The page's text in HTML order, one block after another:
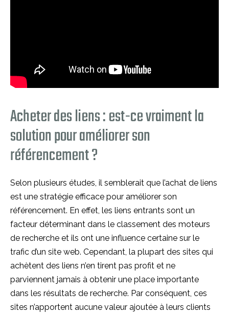
Acheter des liens : est-ce vraiment la
solution pour améliorer son
référencement ?
Selon plusieurs études, il semblerait que l’achat de liens
est une stratégie efficace pour améliorer son
référencement. En effet, les liens entrants sont un
facteur déterminant dans le classement des moteurs
de recherche et ils ont une influence certaine sur le
trafic d’un site web. Cependant, la plupart des sites qui
achètent des liens n’en tirent pas profit et ne
parviennent jamais à obtenir une place importante
dans les résultats de recherche. Par conséquent, ces
sites n’apportent aucune valeur ajoutée à leurs clients